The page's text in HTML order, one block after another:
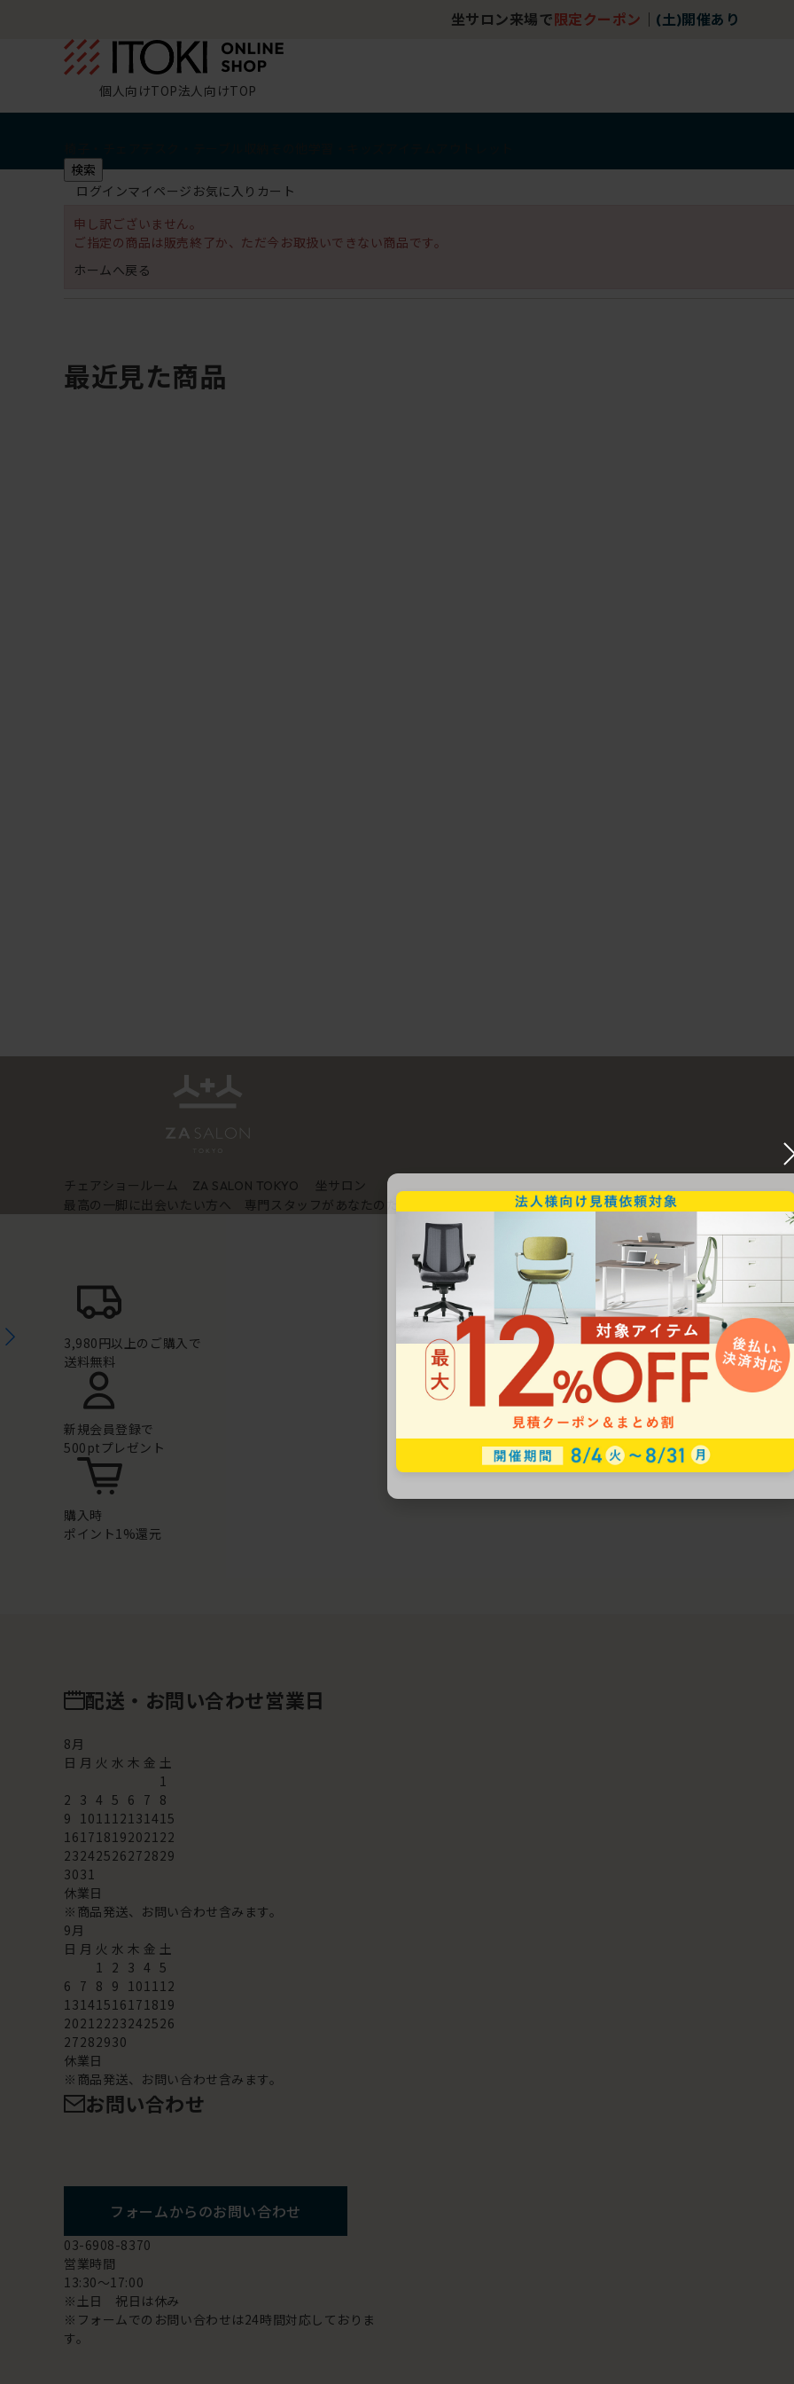
坐サロン来場で 限定クーポン (土)開催あり
個人向けTOP法人向けTOP
検索
ログインマイページ お気に入り カート
申し訳ございません。
ご指定の商品は販売終了か、ただ今お取扱いできない商品です。
ホームへ戻る
最近見た商品
チェアショールーム ZA SALON TOKYO
坐サロン
最高の一脚に出会いたい方へ 専門スタッフがあなたのための椅子選びをサポートいたします。
3,980円以上のご購入で
送料無料
新規会員登録で
500ptプレゼント
購入時
ポイント1%還元
配送・お問い合わせ営業日
8月
日 月 火 水 木 金 土
1
2 3 4 5 6 7 8
9 101112131415
16171819202122
23242526272829
3031
休業日
※商品発送、お問い合わせ含みます。
9月
日 月 火 水 木 金 土
1 2 3 4 5
6 7 8 9 101112
13141516171819
20212223242526
27282930
休業日
※商品発送、お問い合わせ含みます。
お問い合わせ
フォームからのお問い合わせ
03-6908-8370
営業時間
13:30～17:00
※土日 祝日は休み
※フォームでのお問い合わせは24時間対応しておりま
す。